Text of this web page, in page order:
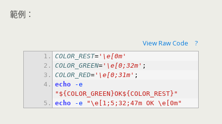
範例：
View Raw Code ?
COLOR_REST= '\e[0m'
COLOR_GREEN= '\e[0;32m' ;
COLOR_RED= '\e[0;31m' ;
echo -e
"${COLOR_GREEN}OK${COLOR_REST}"
echo -e "\e[1;5;32;47m OK \e[0m"